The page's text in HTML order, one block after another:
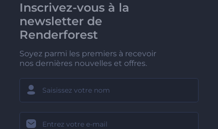
Inscrivez-vous à la
newsletter de
Renderforest
Soyez parmi les premiers à recevoir
nos dernières nouvelles et offres.